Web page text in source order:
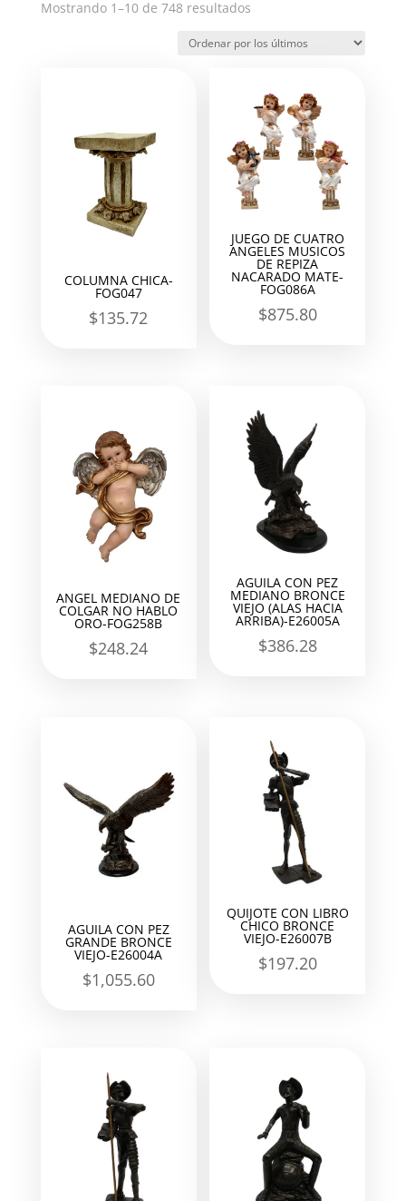
Mostrando 1–10 de 748 resultadosOrdenado
los
COLUMNA CHICA-
FOG047
$135.72
JUEGO DE CUATRO
ANGELES MUSICOS
DE REPIZA
NACARADO MATE-
FOG086A
$875.80
ANGEL MEDIANO DE
COLGAR NO HABLO
ORO-FOG258B
$248.24
AGUILA CON PEZ
MEDIANO BRONCE
VIEJO (ALAS HACIA
ARRIBA)-E26005A
$386.28
AGUILA CON PEZ
GRANDE BRONCE
VIEJO-E26004A
$1,055.60
QUIJOTE CON LIBRO
CHICO BRONCE
VIEJO-E26007B
$197.20